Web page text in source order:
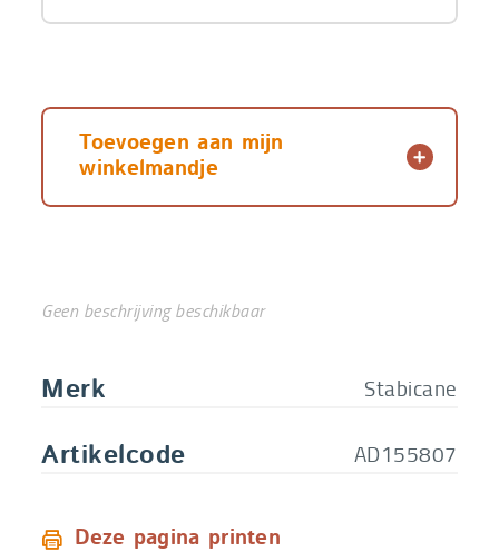
Toevoegen aan mijn
winkelmandje
Geen beschrijving beschikbaar
Merk Stabicane
Artikelcode AD155807
Deze pagina printen